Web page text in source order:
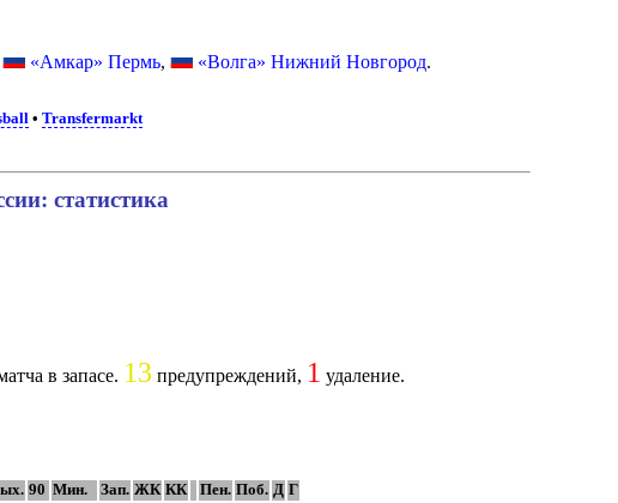
«Амкар» Пермь, «Волга» Нижний Новгород.
• Transfermarkt
статистика
в запасе. 13 предупреждений, 1 удаление.
90 Мин. Зап. ЖК КК Пен. Поб. Д Г